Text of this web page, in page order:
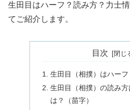
生田目はハーフ？読み方？力士
てご紹介します。
目次
生田目（相撲）はハーフ
生田目（相撲）の読み
は？（苗字）